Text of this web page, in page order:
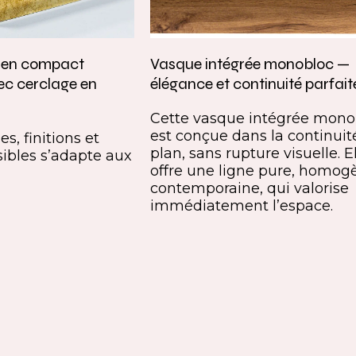
compact
cerclage en
finitions et
s’adapte aux
Vasque intégrée monobloc —
élégance et continuité
Cette vasque intégrée
est conçue dans la
plan, sans rupture visuelle.
offre une ligne pure,
contemporaine, qui valorise
immédiatement l’espace.